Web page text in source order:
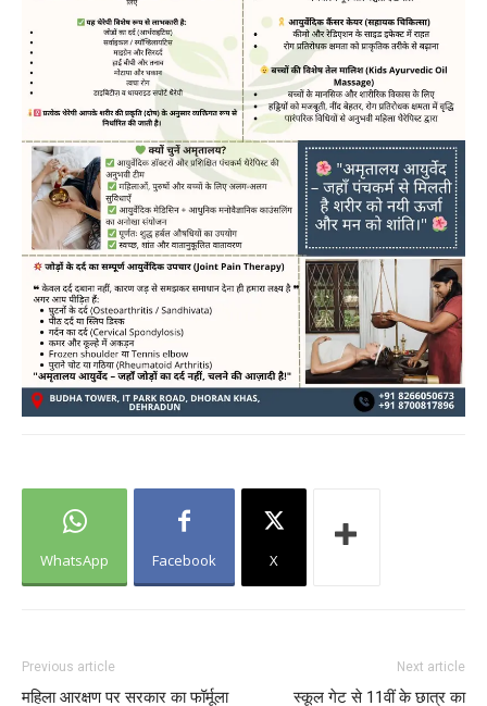
WhatsApp Facebook X
Previous article
महिला आरक्षण पर सरकार का फॉर्मूला
Next article
स्कूल गेट से 11वीं के छात्र का